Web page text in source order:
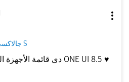
جالاكسى S
دى قائمة الأجهزة المعلن حصولها على واجهة ONE UI 8.5 ♥️